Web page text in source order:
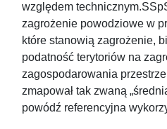
względem
zagrożenie powodziowe w
które stanowią zagrożenie,
podatność terytoriów na
zagospodarowania
zmapował tak zwaną
powódź referencyjna